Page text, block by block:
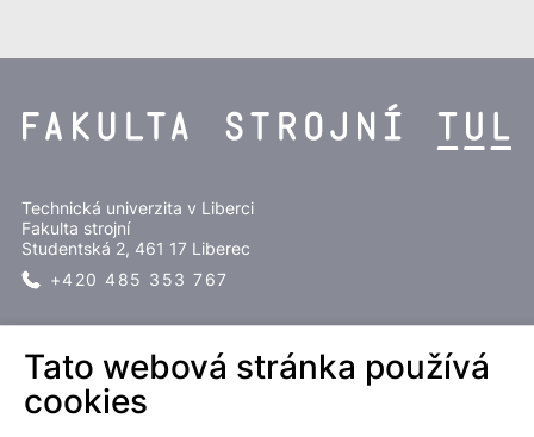
Technická univerzita v Liberci
Fakulta strojní
Studentská 2, 461 17 Liberec
+420 485 353 767
Tato webová stránka používá
cookies